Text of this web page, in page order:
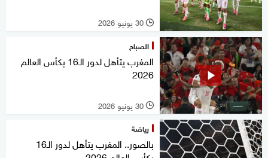
l 30 يونيو 2026
الصباح
المغرب يتأهل لدور الـ16 بكأس العالم
2026
l 30 يونيو 2026
رياضة
بالصور.. المغرب يتأهل لدور الـ16